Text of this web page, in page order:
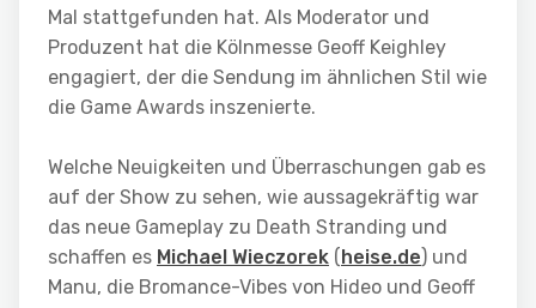
Mal stattgefunden hat. Als Moderator und
Produzent hat die Kölnmesse Geoff Keighley
engagiert, der die Sendung im ähnlichen Stil wie
die Game Awards inszenierte.
Welche Neuigkeiten und Überraschungen gab es
auf der Show zu sehen, wie aussagekräftig war
das neue Gameplay zu Death Stranding und
schaffen es Michael Wieczorek (heise.de) und
Manu, die Bromance-Vibes von Hideo und Geoff